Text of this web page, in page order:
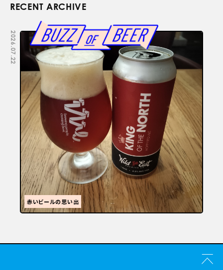
RECENT ARCHIVE
2026.07.22
赤いビールの思い出